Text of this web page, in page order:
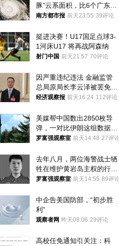
豚”云系面积，比6个广东还
大！深圳官方：注意这件事
南方都市报 前天23:55 39评论
挺进决赛！U17国足点球3-
1河床U17 将再战阿森纳
射门中国 前天21:57 70评论
因严重违纪违法 金融监管
总局原局长李云泽被罢免全
国人大代表
经济观察报 前天16:24 112评论
美媒帮中国数出2850枚导
弹，一对比伊朗这组数据，
发现出大事了
罗富强观察室 前天14:48 27评论
去年八月，两位海警战士牺
牲在维护黄岩岛主权的行动
中
罗富强观察室 前天14:55 89评论
中企告美国防部，“初步胜
利”
观察者网 昨天08:06 29评论
高校任免通知引关注：科